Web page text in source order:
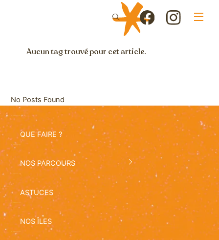
Icon
Icon
Aucun tag trouvé pour cet article.
No Posts Found
QUE FAIRE ?
NOS PARCOURS
ASTUCES
NOS ÎLES